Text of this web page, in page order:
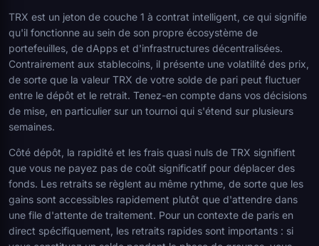
TRX est un jeton de couche 1 à contrat intelligent, ce qui signifie
qu'il fonctionne au sein de son propre écosystème de
portefeuilles, de dApps et d'infrastructures décentralisées.
Contrairement aux stablecoins, il présente une volatilité des prix,
de sorte que la valeur TRX de votre solde de pari peut fluctuer
entre le dépôt et le retrait. Tenez-en compte dans vos décisions
de mise, en particulier sur un tournoi qui s'étend sur plusieurs
semaines.
Côté dépôt, la rapidité et les frais quasi nuls de TRX signifient
que vous ne payez pas de coût significatif pour déplacer des
fonds. Les retraits se règlent au même rythme, de sorte que les
gains sont accessibles rapidement plutôt que d'attendre dans
une file d'attente de traitement. Pour un contexte de paris en
direct spécifiquement, les retraits rapides sont importants : si